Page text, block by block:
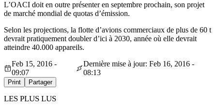
L’OACI doit en outre présenter en septembre prochain, son projet
de marché mondial de quotas d’émission.
Selon les projections, la flotte d’avions commerciaux de plus de 60 t
devrait pratiquement doubler d’ici à 2030, année où elle devrait
atteindre 40.000 appareils.
Feb 15, 2016 -
09:07
Dernière mise à jour: Feb 16, 2016 -
08:13
Print Partager
LES PLUS LUS